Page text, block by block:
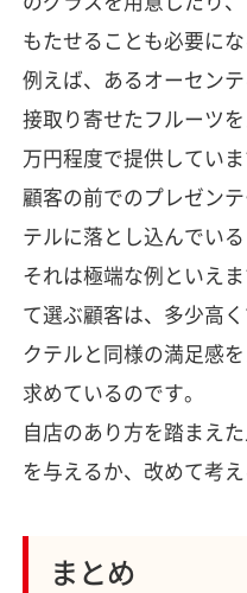
もたせることも必要にな
例えば、あるオーセン
接取り寄せたフルーツ
万円程度で提供していま
顧客の前でのプレゼン
テルに落とし込んでいる
それは極端な例といえ
て選ぶ顧客は、多少高
クテルと同様の満足感
求めているのです。
自店のあり方を踏まえ
を与えるか、改めて考
まとめ